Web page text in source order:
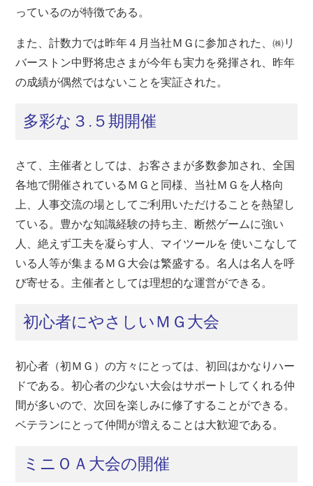
っているのが特徴である。
また、計数力では昨年４月当社ＭＧに参加された、㈱リ
バーストン中野将忠さまが今年も実力を発揮され、昨年
の成績が偶然ではないことを実証された。
多彩な３.５期開催
さて、主催者としては、お客さまが多数参加され、全国
各地で開催されているＭＧと同様、当社ＭＧを人格向
上、人事交流の場としてご利用いただけることを熱望し
ている。豊かな知識経験の持ち主、断然ゲームに強い
人、絶えず工夫を凝らす人、マイツールを 使いこなして
いる人等が集まるＭＧ大会は繁盛する。名人は名人を呼
び寄せる。主催者としては理想的な運営ができる。
初心者にやさしいＭＧ大会
初心者（初ＭＧ）の方々にとっては、初回はかなりハー
ドである。初心者の少ない大会はサポートしてくれる仲
間が多いので、次回を楽しみに修了することができる。
ベテランにとって仲間が増えることは大歓迎である。
ミニＯＡ大会の開催